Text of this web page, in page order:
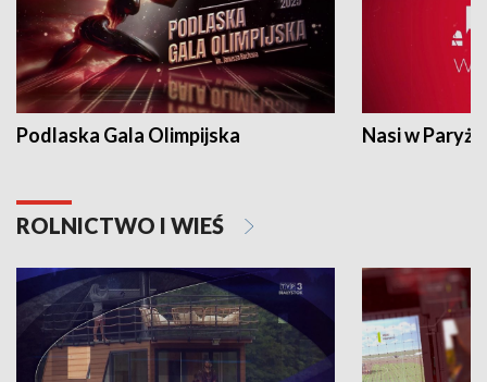
Podlaska Gala Olimpijska Nasi w Paryżu
ROLNICTWO I WIEŚ